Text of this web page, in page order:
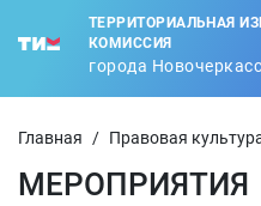
ТЕРРИТОРИАЛЬНАЯ
КОМИССИЯ
города
Главная / Правовая
МЕРОПРИЯТИЯ